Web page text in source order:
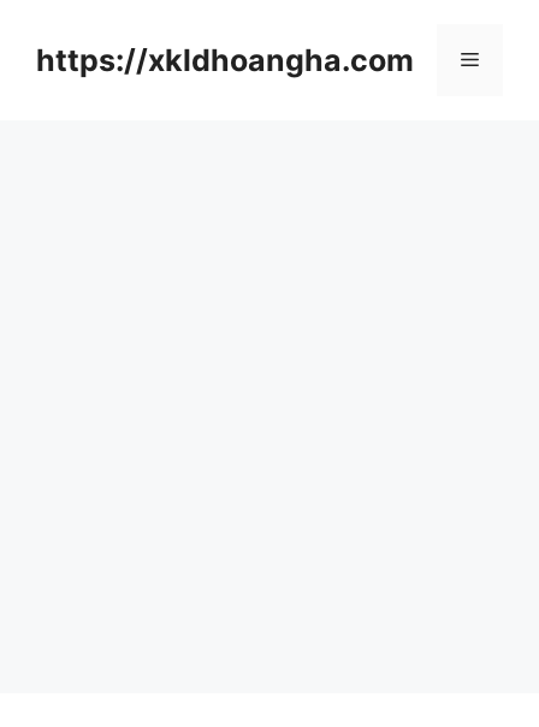
https://xkldhoangha.com 메